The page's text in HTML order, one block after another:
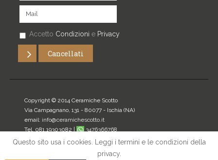
Accetto Condizioni e Privacy
Copyright © 2014 Ceramiche Scotto
Via Campagnano, 131 - 80077 - Ischia (NA)
email: info@ceramichescotto.it
Tel. 081.19303082 |
3476366768
P.IVA: 07272340634
|Mappa del sito
Questo sito usa i cookies. Leggi i termini e le condizioni della
privacy.